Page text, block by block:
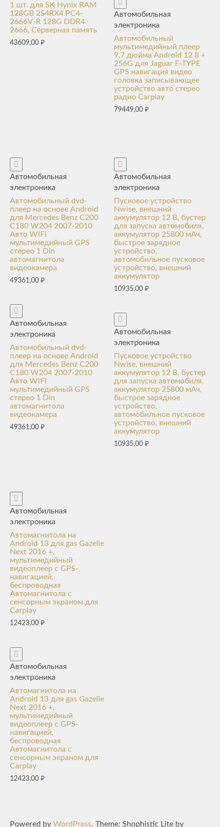
1 шт. для SK Hynix RAM
128GB 2S4RX4 PC4-
2666V-R 128G DDR4
2666, Серверная память
43609,00 ₽
Автомобильная
электроника
Автомобильный
мультимедийный плеер
9,7 дюйма Android 12 8 +
256G для Jaguar F-TYPE
GPS навигация видео
головка записывающее
устройство авто стерео
радио Carplay
79449,00₽
Автомобильная
электроника
Автомобильный dvd-
плеер на основе Android
для Mercedes Benz C200
C180 W204 2007-2010
Авто WIFI
мультимедийный GPS
стерео 1 Din
автомагнитола
видеокамера
49361,00 ₽
Автомобильная
электроника
Автомобильный dvd-
плеер на основе Android
для Mercedes Benz C200
C180 W204 2007-2010
Авто WIFI
мультимедийный GPS
стерео 1 Din
автомагнитола
видеокамера
49361,00 ₽
Автомобильная
электроника
Пусковое устройство
Nwise, внешний
аккумулятор 12 В, бустер
для запуска автомобиля,
аккумулятор 25800 мАч,
быстрое зарядное
устройство,
автомобильное пусковое
устройство, внешний
аккумулятор
10935,00₽
Автомобильная
электроника
Пусковое устройство
Nwise, внешний
аккумулятор 12 В, бустер
для запуска автомобиля,
аккумулятор 25800 мАч,
быстрое зарядное
устройство,
автомобильное пусковое
устройство, внешний
аккумулятор
10935,00₽
Автомобильная
электроника
Автомагнитола на
Android 13 для gas Gazelle
Next 2016 +,
мультимедийный
видеоплеер с GPS-
навигацией,
беспроводная
Автомагнитола с
сенсорным экраном для
Carplay
12423,00 ₽
Автомобильная
электроника
Автомагнитола на
Android 13 для gas Gazelle
Next 2016 +,
мультимедийный
видеоплеер с GPS-
навигацией,
беспроводная
Автомагнитола с
сенсорным экраном для
Carplay
12423,00 ₽
Powered by WordPress. Theme: Shophistic Lite by